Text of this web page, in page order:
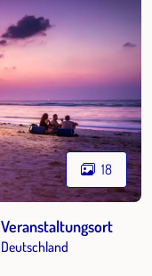
18
Veranstaltungsort
Deutschland